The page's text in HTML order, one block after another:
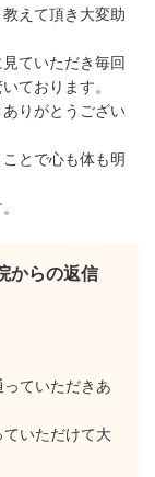
えて頂き大変助
ていただき毎回
ております。
りがとうござい
とで心も体も明
からの返信
ていただきあ
いただけて大